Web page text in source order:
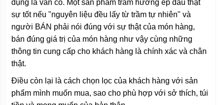
dụng là vẫn có. Một sản phẩm trầm hương ép dầu thật
sự tốt nếu "nguyên liệu đều lấy từ trầm tự nhiên" và
người BÁN phải nói đúng với sự thật của món hàng,
bán đúng giá trị của món hàng như vậy cùng những
thông tin cung cấp cho khách hàng là chính xác và chân
thật.
Điều còn lại là cách chọn lọc của khách hàng với sản
phẩm mình muốn mua, sao cho phù hợp với sở thích, túi